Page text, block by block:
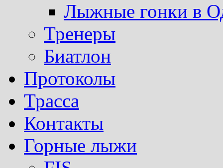
Лыжные гонки в
Тренеры
Биатлон
Протоколы
Трасса
Контакты
Горные лыжи